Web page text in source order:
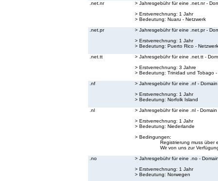
.net.nr
> Jahresgebühr für eine .net.nr -
> Erstverrechnung: 1 Jahr
> Bedeutung: Nuaru - Netzwerk
.net.pr
> Jahresgebühr für eine .net.pr -
> Erstverrechnung: 1 Jahr
> Bedeutung: Puerto Rico - Netzwerk
.net.tt
> Jahresgebühr für eine .net.tt -
> Erstverrechnung: 3 Jahre
> Bedeutung: Trinidad und Tobago -
.nf
> Jahresgebühr für eine .nf - Domain
> Erstverrechnung: 1 Jahr
> Bedeutung: Norfolk Island
.nl
> Jahresgebühr für eine .nl - Domain
> Erstverrechnung: 1 Jahr
> Bedeutung: Niederlande
> Bedingungen:
Registrierung muss über
Wir von uns zur
.no
> Jahresgebühr für eine .no -
> Erstverrechnung: 1 Jahr
> Bedeutung: Norwegen